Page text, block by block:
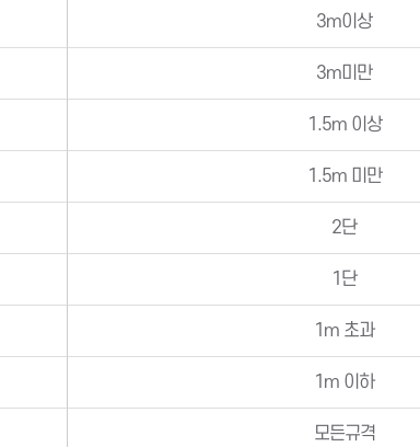
3m이상
3m미만
1.5m 이상
1.5m 미만
2단
1단
1m 초과
1m 이하
모든규격